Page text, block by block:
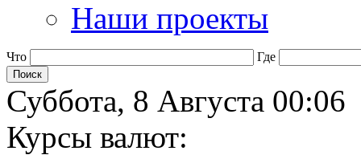
Наши проекты
Что Где
Суббота, 8 Августа 00:06
Курсы валют: